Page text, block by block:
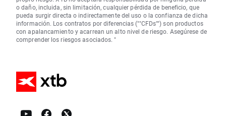
o daño, incluida, sin limitación, cualquier pérdida de beneficio, que
pueda surgir directa o indirectamente del uso o la confianza de dicha
información. Los contratos por diferencias (""CFDs"") son productos
con apalancamiento y acarrean un alto nivel de riesgo. Asegúrese de
comprender los riesgos asociados. "